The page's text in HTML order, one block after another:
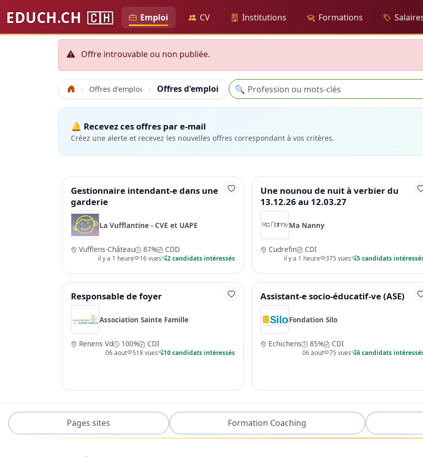
EDUCH.CH 🇨🇭 Emploi CV Institutions Formations
Offre introuvable ou non publiée.
Accueil Offres d'emploi Offres d'emploi Recherche
🔍
🔔 Recevez ces offres par e-mail
Créez une alerte et recevez les nouvelles offres correspondant à vos critères.
Gestionnaire intendant-e dans une
garderie
La Vufflantine - CVE et UAPE
Vufflens-Château 87% CDD
il y a 1 heure 16 vues 2 candidats intéressés
Une nounou de nuit à verbier du
13.12.26 au 12.03.27
Ma Nanny
Cudrefin CDI
il y a 1 heure 375 vues 5 candidats
Responsable de foyer
Association Sainte Famille
Renens Vd 100% CDI
06 aout 518 vues 10 candidats intéressés
Assistant-e socio-éducatif-ve (ASE)
Fondation Silo
Echichens 85% CDI
06 aout 75 vues 6 candidats
Pages sites Formation Coaching